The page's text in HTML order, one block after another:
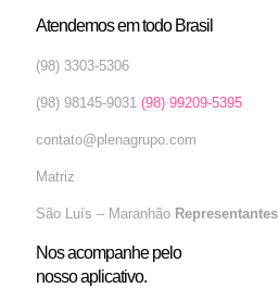
Atendemos em todo Brasil
(98) 3303-5306
(98) 98145-9031 (98) 99209-5395
contato@plenagrupo.com
Matriz
São Luís – Maranhão
Nos acompanhe pelo
nosso aplicativo.